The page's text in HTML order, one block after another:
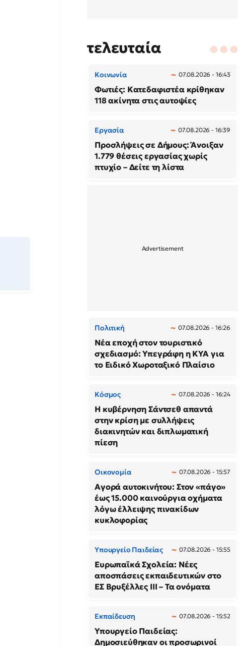
τελευταία
Κοινωνία 07.08.2026 - 16:43
Φωτιές: Κατεδαφιστέα κρίθηκαν
118 ακίνητα στις αυτοψίες
Εργασία 07.08.2026 - 16:39
Προσλήψεις σε Δήμους: Άνοιξαν
1.779 θέσεις εργασίας χωρίς
πτυχίο – Δείτε τη λίστα
Πολιτική 07.08.2026 - 16:26
Νέα εποχή στον τουριστικό
σχεδιασμό: Υπεγράφη η ΚΥΑ για
το Ειδικό Χωροταξικό Πλαίσιο
Κόσμος 07.08.2026 - 16:24
Η κυβέρνηση Σάντσεθ απαντά
στην κρίση με συλλήψεις
διακινητών και διπλωματική
πίεση
Οικονομία 07.08.2026 - 15:57
Αγορά αυτοκινήτου: Στον «πάγο»
έως 15.000 καινούργια οχήματα
λόγω έλλειψης πινακίδων
κυκλοφορίας
Υπουργείο Παιδείας 07.08.2026 - 15:55
Ευρωπαϊκά Σχολεία: Νέες
αποσπάσεις εκπαιδευτικών στο
ΕΣ Βρυξέλλες ΙΙΙ – Τα ονόματα
Εκπαίδευση 07.08.2026 - 15:52
Υπουργείο Παιδείας:
Δημοσιεύθηκαν οι προσωρινοί